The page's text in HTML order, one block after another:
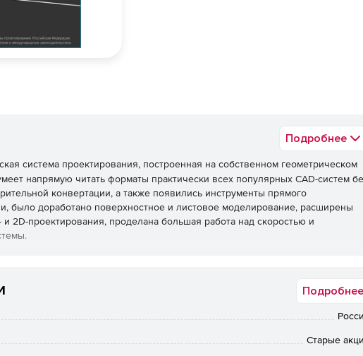
Подробнее
система проектирования, построенная на собственном геометрическом
напрямую читать форматы практически всех популярных CAD-систем
конвертации, а также появились инструменты прямого
было доработано поверхностное и листовое моделирование, расширены
2D-проектирования, проделана большая работа над скоростью и
открывать модели практически всех популярных CAD-систем без
и Inventor. Новинка доступна в базовой функциональности КОМПАС-3D
Подробнее
Старые